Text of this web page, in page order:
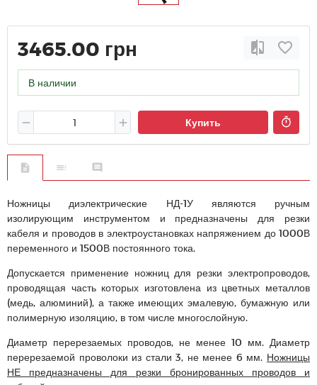
3465.00 грн
В наличии
Купить
Ножницы диэлектрические НД-1У являются ручным
изолирующим инструментом и предназначены для резки
кабеля и проводов в электроустановках напряжением до 1000В
переменного и 1500В постоянного тока.
Допускается применение ножниц для резки электропроводов,
проводящая часть которых изготовлена из цветных металлов
(медь, алюминий), а также имеющих эмалевую, бумажную или
полимерную изоляцию, в том числе многослойную.
Диаметр перерезаемых проводов, не менее 10 мм. Диаметр
перерезаемой проволоки из стали 3, не менее 6 мм. Ножницы
НЕ предназначены для резки бронированных проводов и